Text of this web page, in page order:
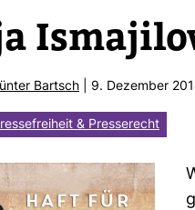
Bartsch | 9. Dezember
& Presserecht